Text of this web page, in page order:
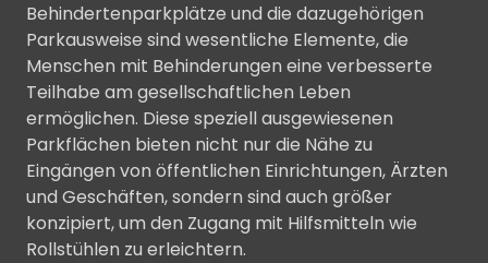
Behindertenparkplätze und die dazugehörigen
Parkausweise sind wesentliche Elemente, die
Menschen mit Behinderungen eine verbesserte
Teilhabe am gesellschaftlichen Leben
ermöglichen. Diese speziell ausgewiesenen
Parkflächen bieten nicht nur die Nähe zu
Eingängen von öffentlichen Einrichtungen, Ärzten
und Geschäften, sondern sind auch größer
konzipiert, um den Zugang mit Hilfsmitteln wie
Rollstühlen zu erleichtern.